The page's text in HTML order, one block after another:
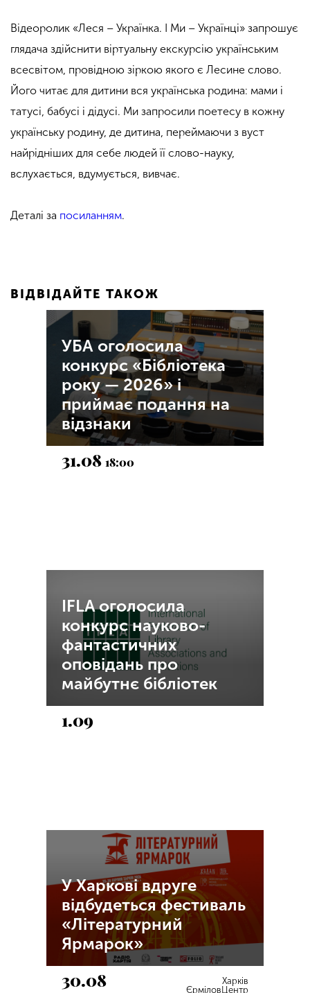
Відеоролик «Леся – Українка. І Ми – Українці» запрошує
глядача здійснити віртуальну екскурсію українським
всесвітом, провідною зіркою якого є Лесине слово.
Його читає для дитини вся українська родина: мами і
татусі, бабусі і дідусі. Ми запросили поетесу в кожну
українську родину, де дитина, переймаючи з вуст
найрідніших для себе людей її слово-науку,
вслухається, вдумується, вивчає.
Деталі за посиланням.
ВІДВІДАЙТЕ ТАКОЖ
УБА оголосила
конкурс «Бібліотека
року — 2026» і
приймає подання на
відзнаки
31.0818:00
IFLA оголосила
конкурс науково-
фантастичних
оповідань про
майбутнє бібліотек
1.09
У Харкові вдруге
відбудеться фестиваль
«Літературний
Ярмарок»
30.08
Харків
ЄрміловЦентр